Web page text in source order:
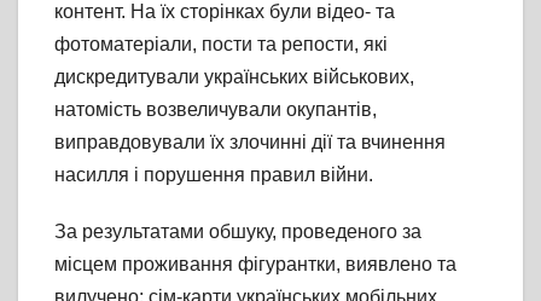
контент. На їх сторінках були відео- та
фотоматеріали, пости та репости, які
дискредитували українських військових,
натомість возвеличували окупантів,
виправдовували їх злочинні дії та вчинення
насилля і порушення правил війни.
За результатами обшуку, проведеного за
місцем проживання фігурантки, виявлено та